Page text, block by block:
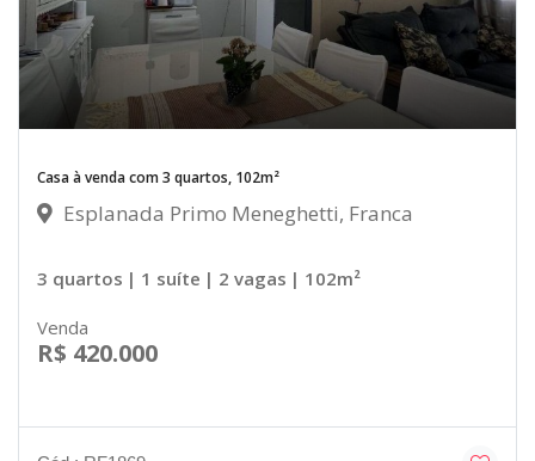
Casa à venda com 3 quartos, 102m²
Esplanada Primo Meneghetti, Franca
3 quartos | 1 suíte | 2 vagas | 102m²
Venda
R$ 420.000